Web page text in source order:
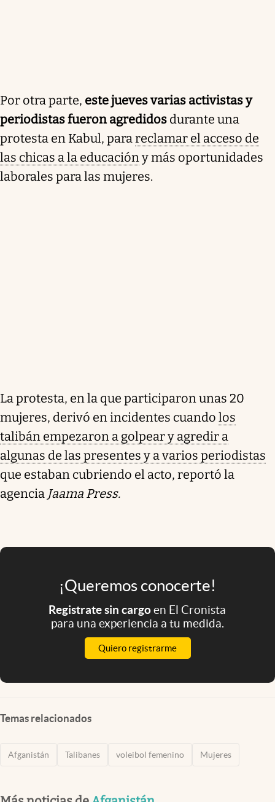
Por otra parte, este jueves varias activistas y
periodistas fueron agredidos durante una
protesta en Kabul, para reclamar el acceso de
las chicas a la educación y más oportunidades
laborales para las mujeres.
La protesta, en la que participaron unas 20
mujeres, derivó en incidentes cuando los
talibán empezaron a golpear y agredir a
algunas de las presentes y a varios periodistas
que estaban cubriendo el acto, reportó la
agencia Jaama Press.
¡Queremos conocerte!
Registrate sin cargoen El Cronista
para una experiencia a tu medida.
Quiero registrarme
Temas relacionados
Afganistán Talibanes voleibol femenino Mujeres